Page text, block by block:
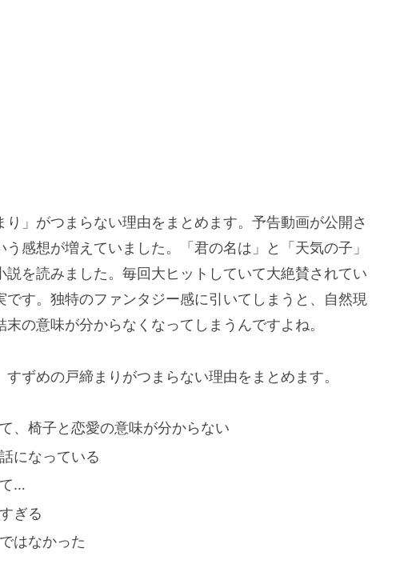
」がつまらない理由をまとめます。予告動画が公開さ
感想が増えていました。「君の名は」と「天気の子」
を読みました。毎回大ヒットしていて大絶賛されてい
す。独特のファンタジー感に引いてしまうと、自然現
の意味が分からなくなってしまうんですよね。
ずめの戸締まりがつまらない理由をまとめます。
、椅子と恋愛の意味が分からない
になっている
…
ぎる
はなかった